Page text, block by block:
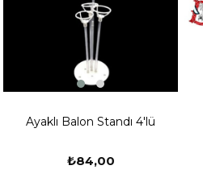
Ayaklı Balon Standı 4'lü
₺84,00